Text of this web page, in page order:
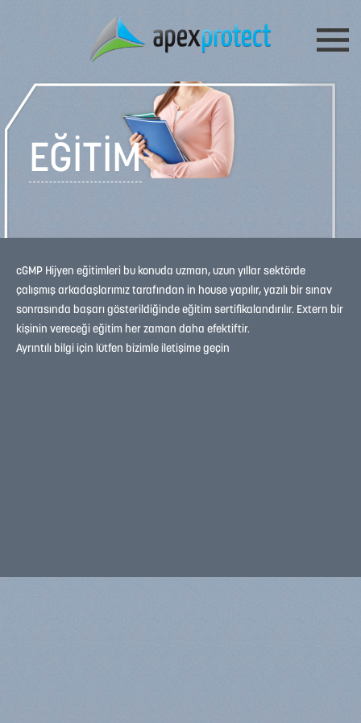
EĞİTİM
cGMP Hijyen eğitimleri bu konuda uzman, uzun yıllar sektörde
çalışmış arkadaşlarımız tarafından in house yapılır, yazılı bir sınav
sonrasında başarı gösterildiğinde eğitim sertifikalandırılır. Extern bir
kişinin vereceği eğitim her zaman daha efektiftir.
Ayrıntılı bilgi için lütfen bizimle iletişime geçin